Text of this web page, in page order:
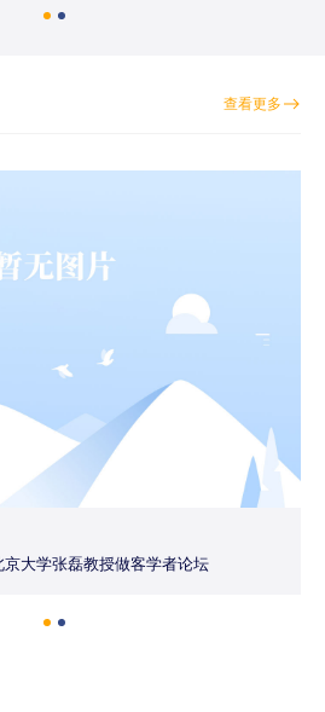
查看更多
大学张磊教授做客学者论坛